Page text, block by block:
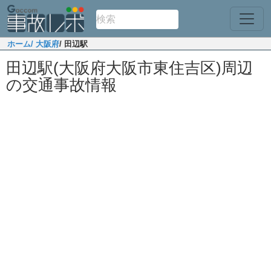
ホーム/ 大阪府/ 田辺駅
田辺駅(大阪府大阪市東住吉区)周辺
の交通事故情報